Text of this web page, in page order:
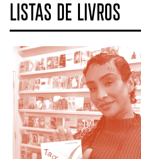
LISTAS DE LIVROS